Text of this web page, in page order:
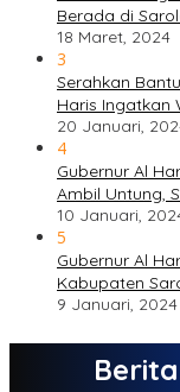
Berada di
18 Maret, 2024
3
Serahkan
Haris Ingatkan
20 Januari,
4
Gubernur Al
Ambil Untung,
10 Januari,
5
Gubernur Al
Kabupaten
9 Januari, 2024